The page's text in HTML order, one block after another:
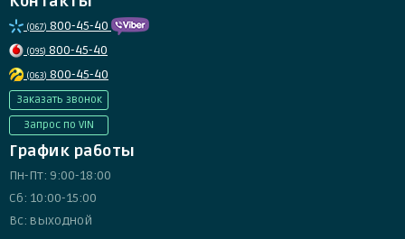
(067) 800-45-40
(095) 800-45-40
(063) 800-45-40
Заказать звонок
Запрос по VIN
График работы
Пн-Пт: 9:00-18:00
Сб: 10:00-15:00
Вс: выходной